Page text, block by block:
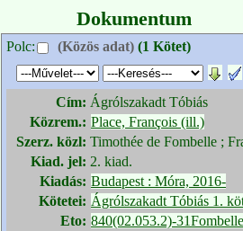
Dokumentum
Polc: (Közös adat) (1 Kötet)
Cím: Ágrólszakadt Tóbiás
Közrem.: Place, François (ill.)
Szerz. közl: Timothée de Fombelle ;
Kiad. jel: 2. kiad.
Kiadás: Budapest : Móra, 2016-
Kötetei: Ágrólszakadt Tóbiás 1.
Eto: 840(02.053.2)-